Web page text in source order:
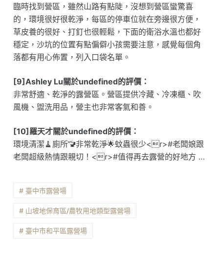
臨時找到營區，雖然山路有點陡，沒想到營區蠻驚喜
的，環境很好很乾淨，每區的停車位就在旁邊很方便，
草皮養的很好、打釘也很輕鬆，下面的衛浴水溫也都好
穩定，沙坑的位置有點偏僻小孩需要注意，感覺每個角
落都有用心佈置，列入口袋名單。
[9]Ashley Lu關於undefined的評價：
非常舒適、乾淨的露營區。營區提供冷藏、冷凍櫃、吹
風機、盥洗用品，營主也非常客氣和善。
[10]羅天才關於undefined的評價：
環境清潔🧹廁所🚾非常乾淨🌟蚊蟲很少<r>#老闆娘跟
老闆超級熱情跟親切！<r>#值得再去露營的好地方 …
# 臺中市露營場
# 山坡地保育區/農牧用地類型露營場
# 臺中市和平區露營場